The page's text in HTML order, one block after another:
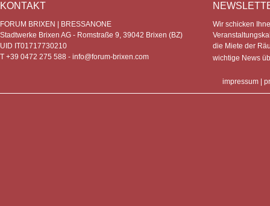
KONTAKT
FORUM BRIXEN | BRESSANONE
Stadtwerke Brixen AG - Romstraße 9, 39042 Brixen (BZ)
UID IT01717730210
T +39 0472 275 588 - info@forum-brixen.com
Wir schicken
die Miete der
wichtige News
impressum